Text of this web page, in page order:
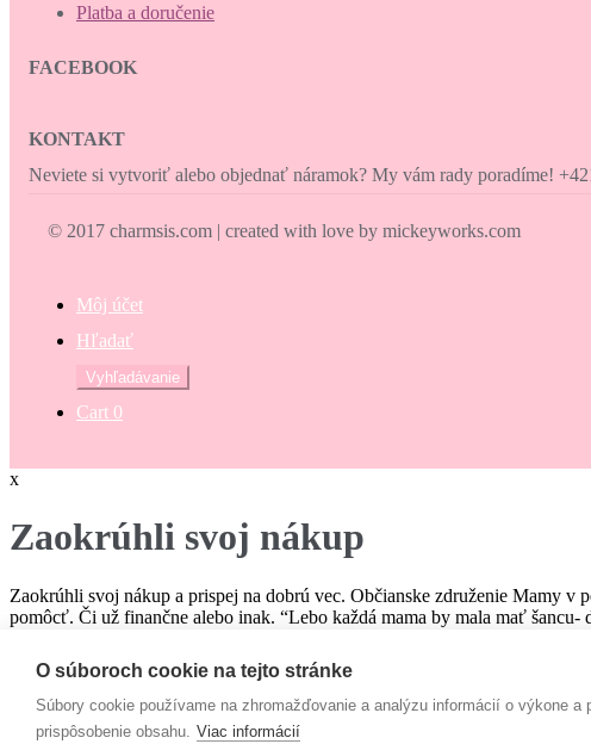
Platba a doručenie
FACEBOOK
KONTAKT
Neviete si vytvoriť alebo objednať náramok? My vám rady poradíme!
© 2017 charmsis.com | created with love by mickeyworks.com
Môj účet
Hľadať
Hľadať:
Vyhľadávanie
Cart 0
x
Zaokrúhli svoj nákup
Zaokrúhli svoj nákup a prispej na dobrú vec. Občianske združenie Mamy v
pomôcť. Či už finančne alebo inak. “Lebo každá mama by mala mať
Campaign
O súboroch cookie na tejto stránke
Súbory cookie používame na zhromažďovanie a analýzu informácií o výkone
prispôsobenie obsahu. Viac informácií